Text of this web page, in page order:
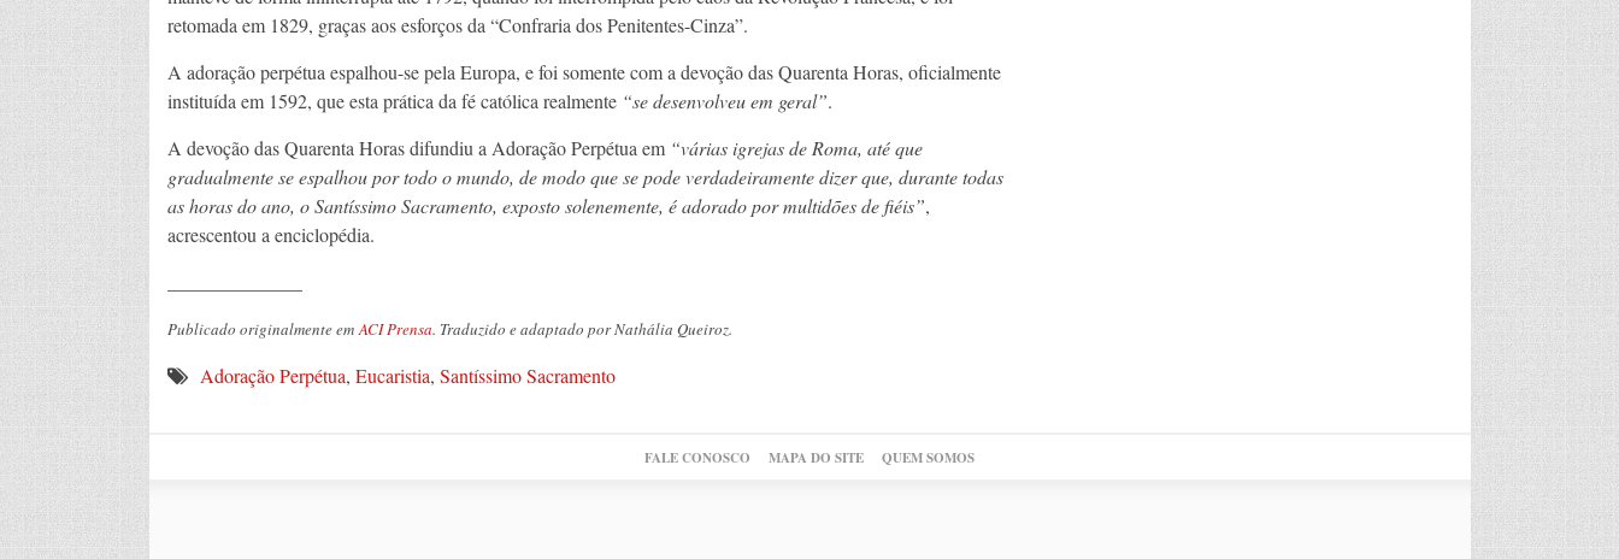
retomada em 1829, graças aos esforços da “Confraria dos Penitentes-Cinza”.
A adoração perpétua espalhou-se pela Europa, e foi somente com a devoção das Quarenta Horas, oficialmente
instituída em 1592, que esta prática da fé católica realmente “se desenvolveu em geral”.
A devoção das Quarenta Horas difundiu a Adoração Perpétua em “várias igrejas de Roma, até que
gradualmente se espalhou por todo o mundo, de modo que se pode verdadeiramente dizer que, durante todas
as horas do ano, o Santíssimo Sacramento, exposto solenemente, é adorado por multidões de fiéis”,
acrescentou a enciclopédia.
Publicado originalmente emACI Prensa. Traduzido e adaptado por Nathália Queiroz.
Adoração Perpétua, Eucaristia, Santíssimo Sacramento
FALE CONOSCO MAPA DO SITE QUEM SOMOS